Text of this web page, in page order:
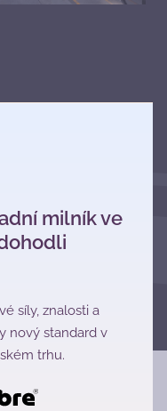
milník ve
síly, znalosti a
nový standard v
trhu.